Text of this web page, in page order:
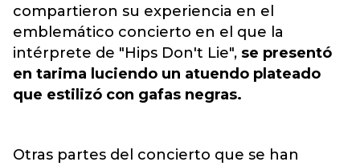
compartieron su experiencia en el
emblemático concierto en el que la
intérprete de "Hips Don't Lie", se presentó
en tarima luciendo un atuendo plateado
que estilizó con gafas negras.
Otras partes del concierto que se han